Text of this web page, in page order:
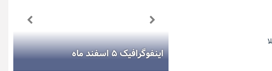
فیزیکی در هفته
اینفوگرافیک ۵ اسفند ماه